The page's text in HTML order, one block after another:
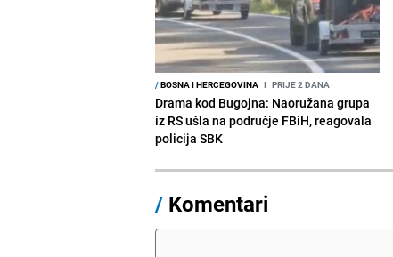
/BOSNA I HERCEGOVINA I PRIJE 2 DANA
Drama kod Bugojna: Naoružana grupa
iz RS ušla na područje FBiH, reagovala
policija SBK
/ Komentari